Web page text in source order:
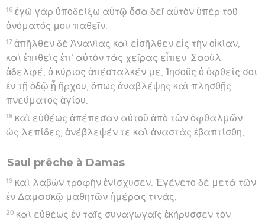
16 ἐγὼ γὰρ ὑποδείξω αὐτῷ ὅσα δεῖ αὐτὸν ὑπὲρ τοῦ
ὀνόματός μου παθεῖν.
17 ἀπῆλθεν δὲ Ἁνανίας καὶ εἰσῆλθεν εἰς τὴν οἰκίαν,
καὶ ἐπιθεὶς ἐπ’ αὐτὸν τὰς χεῖρας εἶπεν· Σαοὺλ
ἀδελφέ, ὁ κύριος ἀπέσταλκέν με, Ἰησοῦς ὁ ὀφθείς σοι
ἐν τῇ ὁδῷ ᾗ ἤρχου, ὅπως ἀναβλέψῃς καὶ πλησθῇς
πνεύματος ἁγίου.
18 καὶ εὐθέως ἀπέπεσαν αὐτοῦ ἀπὸ τῶν ὀφθαλμῶν
ὡς λεπίδες, ἀνέβλεψέν τε καὶ ἀναστὰς ἐβαπτίσθη,
Saul prêche à Damas
19 καὶ λαβὼν τροφὴν ἐνίσχυσεν. Ἐγένετο δὲ μετὰ τῶν
ἐν Δαμασκῷ μαθητῶν ἡμέρας τινὰς,
20 καὶ εὐθέως ἐν ταῖς συναγωγαῖς ἐκήρυσσεν τὸν